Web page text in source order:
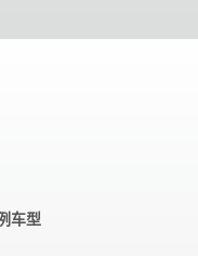
车型